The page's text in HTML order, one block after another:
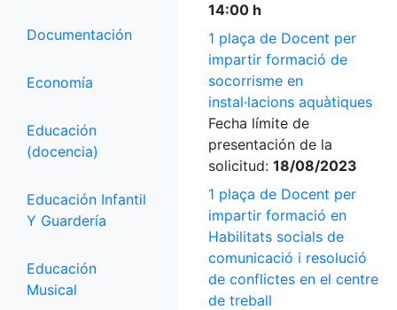
Documentación
Economía
Educación
(docencia)
Educación Infantil
Y Guardería
Educación
Musical
14:00 h
1 plaça de Docent per
impartir formació de
socorrisme en
instal·lacions aquàtiques
Fecha límite de
presentación de la
solicitud: 18/08/2023
1 plaça de Docent per
impartir formació en
Habilitats socials de
comunicació i resolució
de conflictes en el centre
de treball